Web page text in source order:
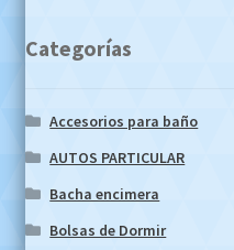
Categorías
Accesorios para baño
AUTOS PARTICULAR
Bacha encimera
Bolsas de Dormir